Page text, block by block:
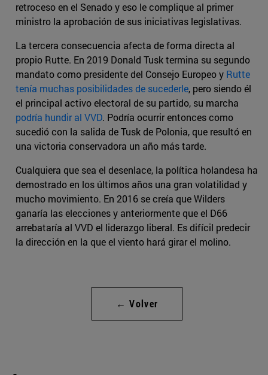
retroceso en el Senado y eso le complique al primer
ministro la aprobación de sus iniciativas legislativas.
La tercera consecuencia afecta de forma directa al
propio Rutte. En 2019 Donald Tusk termina su segundo
mandato como presidente del Consejo Europeo y Rutte
tenía muchas posibilidades de sucederle, pero siendo él
el principal activo electoral de su partido, su marcha
podría hundir al VVD. Podría ocurrir entonces como
sucedió con la salida de Tusk de Polonia, que resultó en
una victoria conservadora un año más tarde.
Cualquiera que sea el desenlace, la política holandesa ha
demostrado en los últimos años una gran volatilidad y
mucho movimiento. En 2016 se creía que Wilders
ganaría las elecciones y anteriormente que el D66
arrebataría al VVD el liderazgo liberal. Es difícil predecir
la dirección en la que el viento hará girar el molino.
← Volver